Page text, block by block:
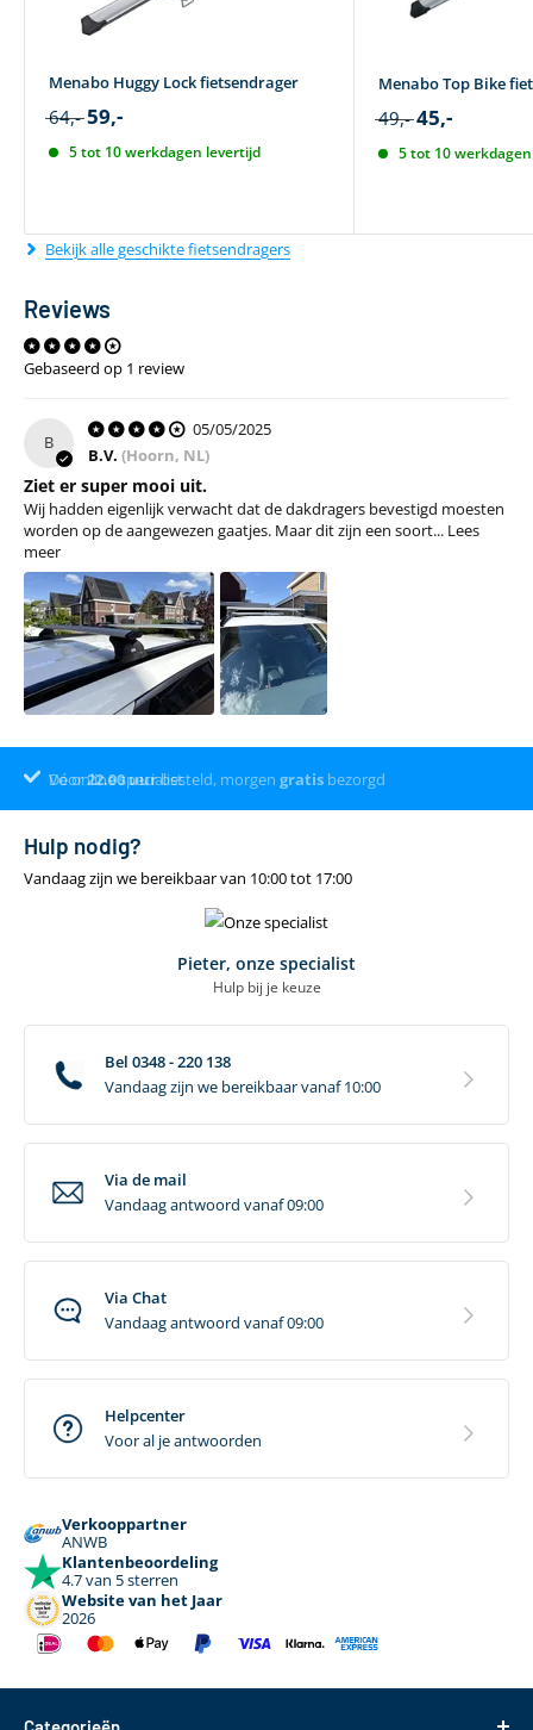
Menabo Huggy Lock fietsendrager
64,- 59,-
5 tot 10 werkdagen levertijd
Menabo Top Bike
49,- 45,-
5 tot 10
Bekijk alle geschikte fietsendragers
Reviews
Gebaseerd op 1 review
B
05/05/2025
B.V. (Hoorn, NL)
Ziet er super mooi uit.
Wij hadden eigenlijk verwacht dat de dakdragers bevestigd moesten
worden op de aangewezen gaatjes. Maar dit zijn een soort... Lees
meer
Voor22.00uurbesteld, morgen gratisbezorgd
Dé online specialist
Klantenbeoordeling 9.4
Hulp nodig?
Vandaag zijn we bereikbaar van 10:00 tot 17:00
Pieter, onze specialist
Hulp bij je keuze
Bel 0348 - 220 138
Vandaag zijn we bereikbaar vanaf 10:00
Via de mail
Vandaag antwoord vanaf 09:00
Via Chat
Vandaag antwoord vanaf 09:00
Helpcenter
Voor al je antwoorden
Verkooppartner
ANWB
Klantenbeoordeling
4.7 van 5 sterren
Website van het Jaar
2026